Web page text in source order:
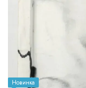
Новинка